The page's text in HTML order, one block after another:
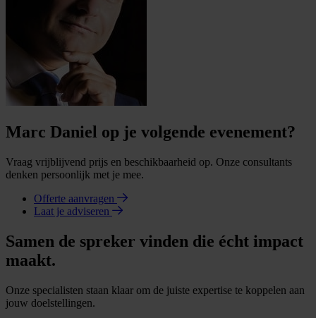
Marc Daniel op je volgende evenement?
Vraag vrijblijvend prijs en beschikbaarheid op. Onze consultants
denken persoonlijk met je mee.
Offerte aanvragen
Laat je adviseren
Samen de spreker vinden die écht impact
maakt.
Onze specialisten staan klaar om de juiste expertise te koppelen aan
jouw doelstellingen.